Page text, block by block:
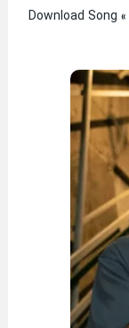
Download Song «